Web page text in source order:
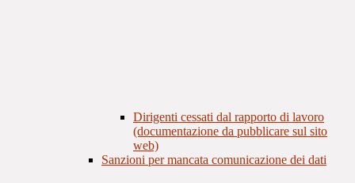
Dirigenti cessati dal rapporto di lavoro
(documentazione da pubblicare sul sito
web)
Sanzioni per mancata comunicazione dei dati